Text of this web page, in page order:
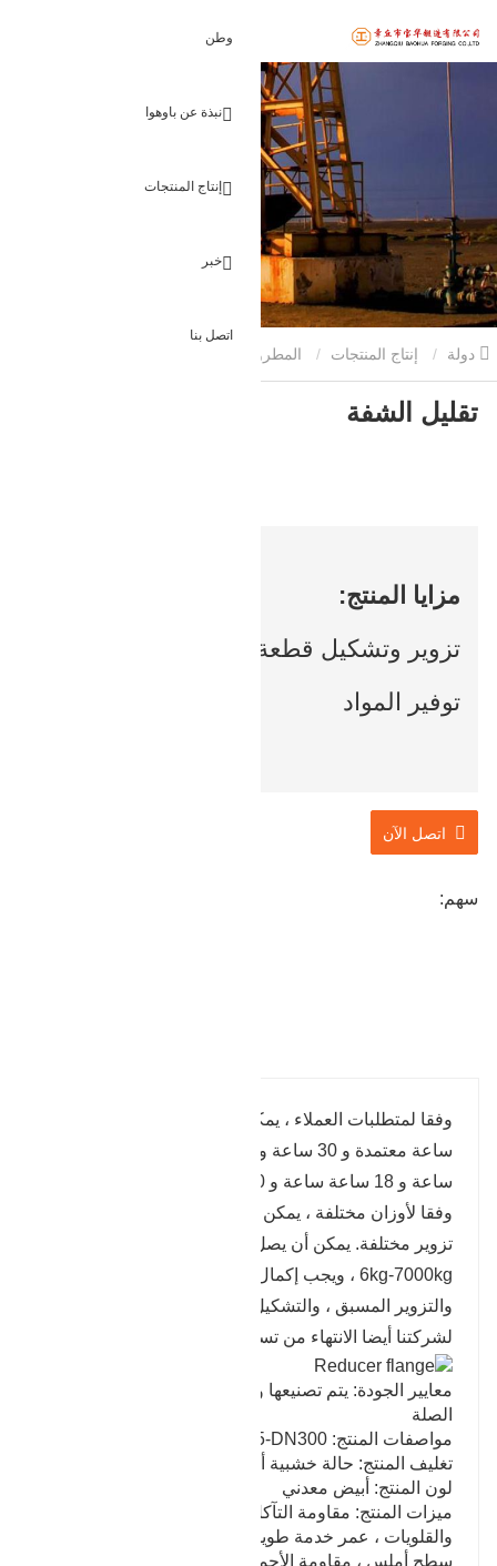
وطن
نبذة عن باوهوا
إنتاج المنتجات
خبر
اتصل بنا
إنتاج المنتجات المطروقات الزيتية
تقليل الشفة
مزايا المنتج:
تزوير وتشكيل قطعة واحدة ،
توفير المواد
اتصل الآن
سهم:
وفقا لأوزان مختلفة ، يمكن تزويرها على وحدات معدات
تزوير مختلفة. يمكن أن يصل وزن المنتجات المزورة إلى
6kg-7000kg ، ويجب إكمال التزوير من خلال التسخين ،
والتزوير المسبق ، والتشكيل وغيرها من العمليات. يمكن
لشركتنا أيضا الانتهاء من تسليم المنتج النهائي.
معايير الجودة: يتم تصنيعها وفقًا للمعايير الوطنية ذات
الصلة
مواصفات المنتج: DN15-DN300
تغليف المنتج: حالة خشبية أو غيرها
لون المنتج: أبيض معدني
ميزات المنتج: مقاومة التآكل ، مقاومة الأحماض
والقلويات ، عمر خدمة طويل ، حساب سعر معقول ،
سطح أملس ، مقاومة الأحماض والقلويات ، مقاومة